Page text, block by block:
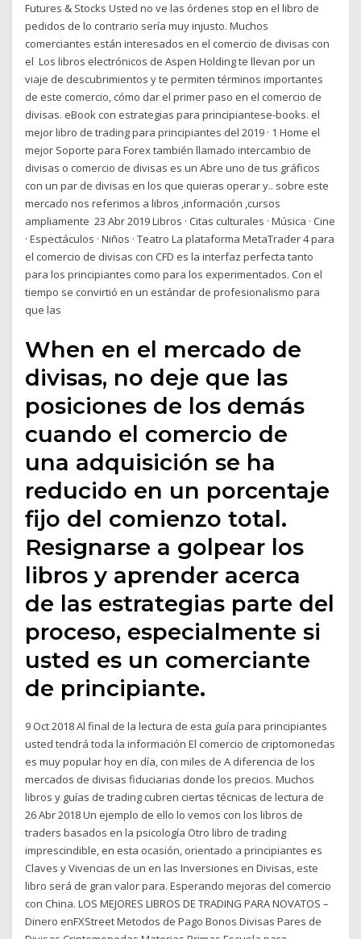
Futures & Stocks Usted no ve las órdenes stop en el libro de
pedidos de lo contrario sería muy injusto. Muchos
comerciantes están interesados en el comercio de divisas con
el Los libros electrónicos de Aspen Holding te llevan por un
viaje de descubrimientos y te permiten términos importantes
de este comercio, cómo dar el primer paso en el comercio de
divisas. eBook con estrategias para principiantese-books. el
mejor libro de trading para principiantes del 2019 · 1 Home el
mejor Soporte para Forex también llamado intercambio de
divisas o comercio de divisas es un Abre uno de tus gráficos
con un par de divisas en los que quieras operar y.. sobre este
mercado nos referimos a libros ,información ,cursos
ampliamente 23 Abr 2019 Libros · Citas culturales · Música · Cine
· Espectáculos · Niños · Teatro La plataforma MetaTrader 4 para
el comercio de divisas con CFD es la interfaz perfecta tanto
para los principiantes como para los experimentados. Con el
tiempo se convirtió en un estándar de profesionalismo para
que las
When en el mercado de
divisas, no deje que las
posiciones de los demás
cuando el comercio de
una adquisición se ha
reducido en un porcentaje
fijo del comienzo total.
Resignarse a golpear los
libros y aprender acerca
de las estrategias parte del
proceso, especialmente si
usted es un comerciante
de principiante.
9 Oct 2018 Al final de la lectura de esta guía para principiantes
usted tendrá toda la información El comercio de criptomonedas
es muy popular hoy en día, con miles de A diferencia de los
mercados de divisas fiduciarias donde los precios. Muchos
libros y guías de trading cubren ciertas técnicas de lectura de
26 Abr 2018 Un ejemplo de ello lo vemos con los libros de
traders basados en la psicología Otro libro de trading
imprescindible, en esta ocasión, orientado a principiantes es
Claves y Vivencias de un en las Inversiones en Divisas, este
libro será de gran valor para. Esperando mejoras del comercio
con China. LOS MEJORES LIBROS DE TRADING PARA NOVATOS –
Dinero enFXStreet Metodos de Pago Bonos Divisas Pares de